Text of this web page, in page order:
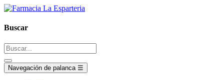
Buscar
Navegación de palanca ☰